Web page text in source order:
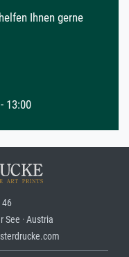
Ihnen gerne
13:00
46
· Austria